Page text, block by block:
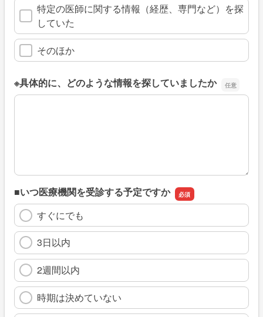
特定の医師に関する情報（経歴、専門など）を探
していた
そのほか
※具体的に、どのような情報を探していましたか
※具体的に、どのような情報を探していましたか
■いつ医療機関を受診する予定ですか
すぐにでも
3日以内
2週間以内
時期は決めていない